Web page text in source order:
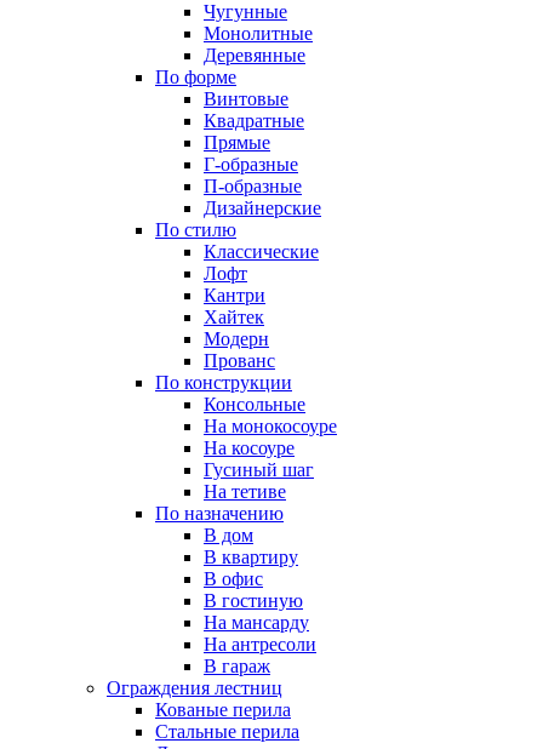
Чугунные
Монолитные
Деревянные
По форме
Винтовые
Квадратные
Прямые
Г-образные
П-образные
Дизайнерские
По стилю
Классические
Лофт
Кантри
Хайтек
Модерн
Прованс
По конструкции
Консольные
На монокосоуре
На косоуре
Гусиный шаг
На тетиве
По назначению
В дом
В квартиру
В офис
В гостиную
На мансарду
На антресоли
В гараж
Ограждения лестниц
Кованые перила
Стальные перила